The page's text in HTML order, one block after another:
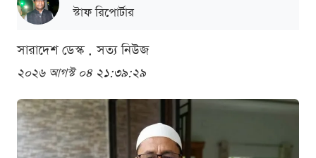
স্টাফ রিপোর্টার
সারাদেশ ডেস্ক . সত্য নিউজ
২০২৬ আগস্ট ০৪ ২১:৩৯:২৯